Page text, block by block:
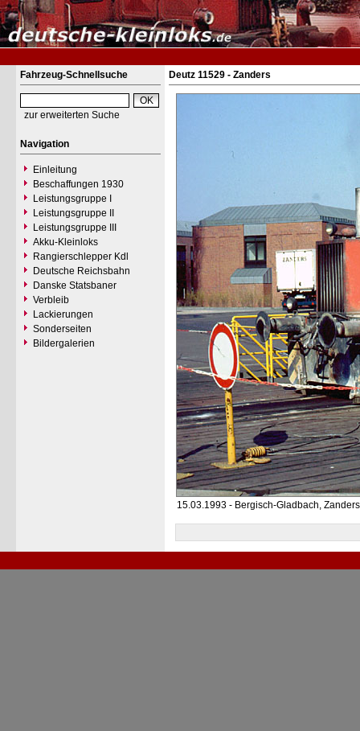
Fahrzeug-Schnellsuche
zur erweiterten Suche
Navigation
Einleitung
Beschaffungen 1930
Leistungsgruppe I
Leistungsgruppe II
Leistungsgruppe III
Akku-Kleinloks
Rangierschlepper Kdl
Deutsche Reichsbahn
Danske Statsbaner
Verbleib
Lackierungen
Sonderseiten
Bildergalerien
Deutz 11529 - Zanders
15.03.1993 - Bergisch-Gladbach, Zanders